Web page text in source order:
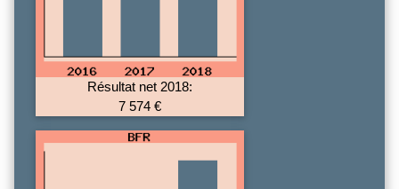
Résultat net 2018:
7 574 €